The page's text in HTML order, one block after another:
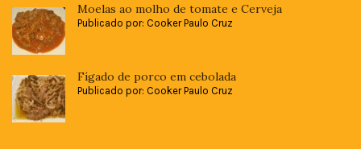
Moelas ao molho de tomate e Cerveja
Publicado por: Cooker Paulo Cruz
Fígado de porco em cebolada
Publicado por: Cooker Paulo Cruz